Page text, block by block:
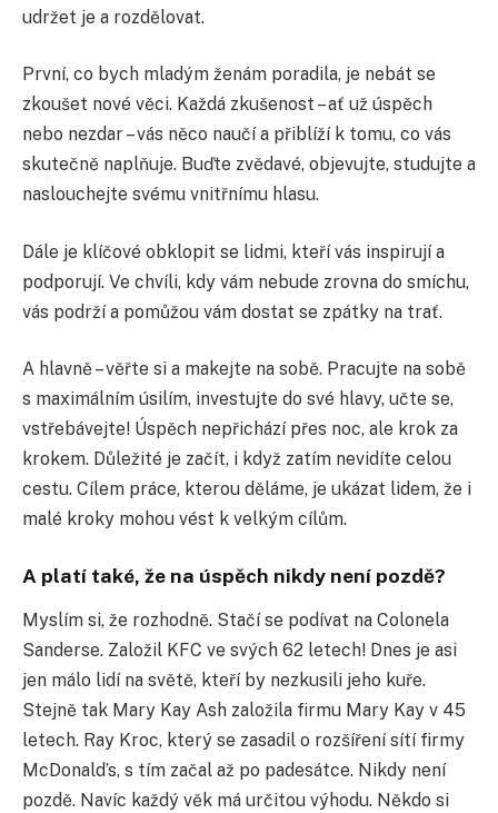
udržet je a rozdělovat.
První, co bych mladým ženám poradila, je nebát se
zkoušet nové věci. Každá zkušenost – ať už úspěch
nebo nezdar – vás něco naučí a přiblíží k tomu, co vás
skutečně naplňuje. Buďte zvědavé, objevujte, studujte a
naslouchejte svému vnitřnímu hlasu.
Dále je klíčové obklopit se lidmi, kteří vás inspirují a
podporují. Ve chvíli, kdy vám nebude zrovna do smíchu,
vás podrží a pomůžou vám dostat se zpátky na trať.
A hlavně – věřte si a makejte na sobě. Pracujte na sobě
s maximálním úsilím, investujte do své hlavy, učte se,
vstřebávejte! Úspěch nepřichází přes noc, ale krok za
krokem. Důležité je začít, i když zatím nevidíte celou
cestu. Cílem práce, kterou děláme, je ukázat lidem, že i
malé kroky mohou vést k velkým cílům.
A platí také, že na úspěch nikdy není pozdě?
Myslím si, že rozhodně. Stačí se podívat na Colonela
Sanderse. Založil KFC ve svých 62 letech! Dnes je asi
jen málo lidí na světě, kteří by nezkusili jeho kuře.
Stejně tak Mary Kay Ash založila firmu Mary Kay v 45
letech. Ray Kroc, který se zasadil o rozšíření sítí firmy
McDonald’s, s tím začal až po padesátce. Nikdy není
pozdě. Navíc každý věk má určitou výhodu. Někdo si